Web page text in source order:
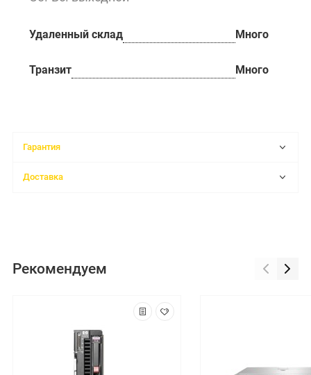
Удаленный склад Много
Транзит Много
Гарантия
Доставка
Рекомендуем